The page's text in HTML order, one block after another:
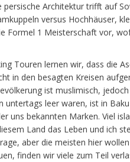
Architektur trifft auf
versus Hochhäuser,
Formel 1 Meisterschaft vor,
Touren lernen wir, dass die
in den besagten Kreisen
ist muslimisch,
untertags leer waren, ist in
uns bekannten Marken. Viel
Land das Leben und ich
aber die meisten hier
finden wir viele zum Teil